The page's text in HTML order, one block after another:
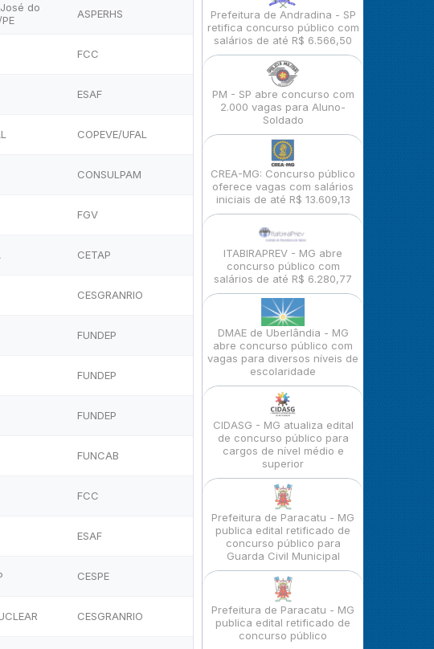
do
ASPERHS
FCC
ESAF
COPEVE/UFAL
CONSULPAM
FGV
CETAP
CESGRANRIO
FUNDEP
FUNDEP
FUNDEP
FUNCAB
FCC
ESAF
CESPE
CESGRANRIO
Prefeitura de Andradina - SP
retifica concurso público com
salários de até R$ 6.566,50
PM - SP abre concurso com
2.000 vagas para Aluno-
Soldado
CREA-MG: Concurso público
oferece vagas com salários
iniciais de até R$ 13.609,13
ITABIRAPREV - MG abre
concurso público com
salários de até R$ 6.280,77
DMAE de Uberlândia - MG
abre concurso público com
vagas para diversos níveis de
escolaridade
CIDASG - MG atualiza edital
de concurso público para
cargos de nível médio e
superior
Prefeitura de Paracatu - MG
publica edital retificado de
concurso público para
Guarda Civil Municipal
Prefeitura de Paracatu - MG
publica edital retificado de
concurso público